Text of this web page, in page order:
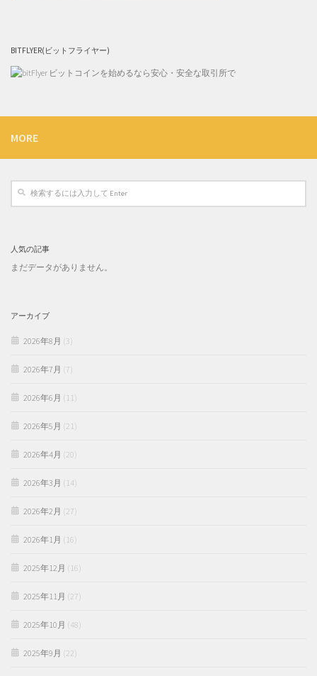
BITFLYER(ビットフライヤー)
MORE
人気の記事
まだデータがありません。
アーカイブ
2026年8月 (3)
2026年7月 (7)
2026年6月 (11)
2026年5月 (21)
2026年4月 (20)
2026年3月 (14)
2026年2月 (27)
2026年1月 (16)
2025年12月 (16)
2025年11月 (27)
2025年10月 (48)
2025年9月 (22)